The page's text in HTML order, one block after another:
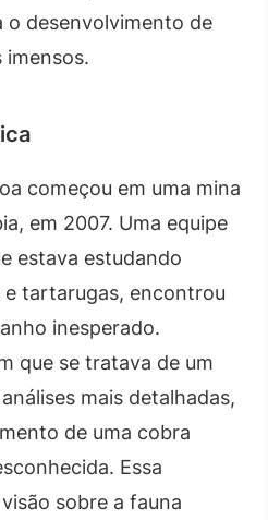
o desenvolvimento de
imensos.
começou em uma mina
em 2007. Uma equipe
estava estudando
tartarugas, encontrou
inesperado.
que se tratava de um
mais detalhadas,
de uma cobra
Essa
sobre a fauna